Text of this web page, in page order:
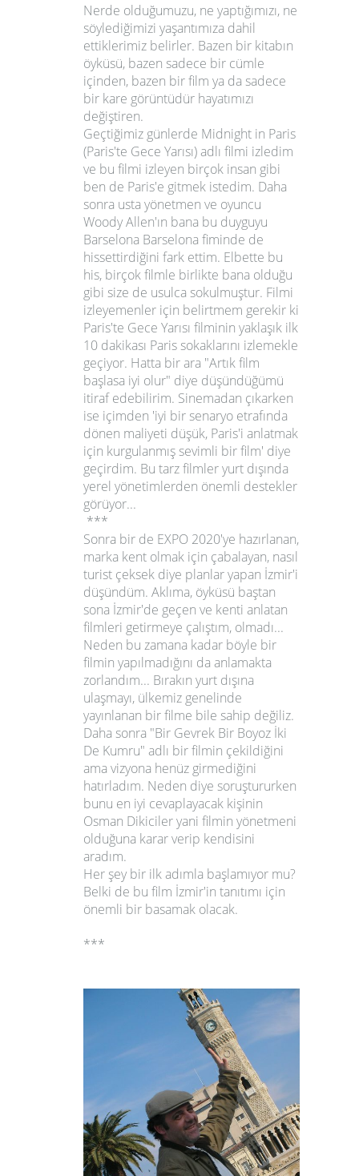
Nerde olduğumuzu, ne yaptığımızı, ne
söylediğimizi yaşantımıza dahil
ettiklerimiz belirler. Bazen bir kitabın
öyküsü, bazen sadece bir cümle
içinden, bazen bir film ya da sadece
bir kare görüntüdür hayatımızı
değiştiren.
Geçtiğimiz günlerde Midnight in Paris
(Paris'te Gece Yarısı)adlı filmi izledim
ve bu filmi izleyen birçok insan gibi
ben de Paris'e gitmek istedim. Daha
sonra usta yönetmen ve oyuncu
Woody Allen'ın bana bu duyguyu
Barselona Barselona fiminde de
hissettirdiğini fark ettim. Elbette bu
his, birçok filmle birlikte bana olduğu
gibi size de usulca sokulmuştur. Filmi
izleyemenler için belirtmem gerekir ki
Paris'te Gece Yarısı filminin yaklaşık ilk
10 dakikası Paris sokaklarını izlemekle
geçiyor. Hatta bir ara "Artık film
başlasa iyi olur" diye düşündüğümü
itiraf edebilirim. Sinemadan çıkarken
ise içimden 'iyi bir senaryo etrafında
dönen maliyeti düşük, Paris'i anlatmak
için kurgulanmış sevimli bir film' diye
geçirdim. Bu tarz filmler yurt dışında
yerel yönetimlerden önemli destekler
görüyor...
***
Sonra bir de EXPO 2020'ye hazırlanan,
marka kent olmak için çabalayan, nasıl
turist çeksek diye planlar yapan İzmir'i
düşündüm. Aklıma, öyküsü baştan
sona İzmir'de geçen ve kenti anlatan
filmleri getirmeye çalıştım, olmadı...
Neden bu zamana kadar böyle bir
filmin yapılmadığını da anlamakta
zorlandım... Bırakın yurt dışına
ulaşmayı, ülkemiz genelinde
yayınlanan bir filme bile sahip değiliz.
Daha sonra "Bir Gevrek Bir Boyoz İki
De Kumru" adlı bir filmin çekildiğini
ama vizyona henüz girmediğini
hatırladım. Neden diye soruştururken
bunu en iyi cevaplayacak kişinin
Osman Dikiciler yani filmin yönetmeni
olduğuna karar verip kendisini
aradım.
Her şey bir ilk adımla başlamıyor mu?
Belki de bu film İzmir'in tanıtımı için
önemli bir basamak olacak.
***